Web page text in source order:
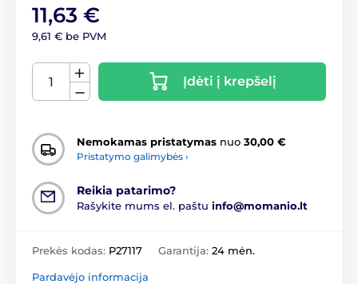
11,63 €
9,61 € be PVM
Įdėti į krepšelį
Nemokamas pristatymas nuo 30,00 €
Pristatymo galimybės ›
Reikia patarimo?
Rašykite mums el. paštu info@momanio.lt
Prekės kodas: P27117 Garantija: 24 mėn.
Pardavėjo informacija